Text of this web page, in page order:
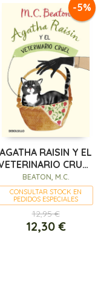
-5%
AGATHA RAISIN Y EL
CRUEL
(AGATHA RAISIN 2)
BEATON, M.C.
CONSULTAR STOCK EN
PEDIDOS ESPECIALES
12,95 €
12,30 €